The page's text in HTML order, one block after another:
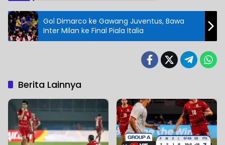
Gol Dimarco ke Gawang Juventus, Bawa
Inter Milan ke Final Piala Italia
Berita Lainnya